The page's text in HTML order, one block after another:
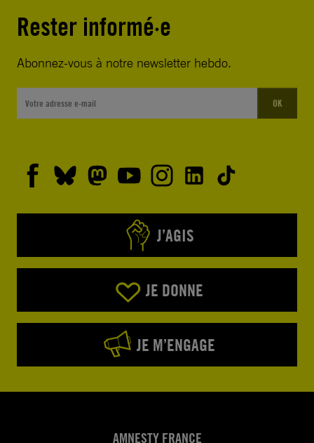
Rester informé·e
Abonnez-vous à notre newsletter hebdo.
OK
J’AGIS
JE DONNE
JE M’ENGAGE
AMNESTY FRANCE